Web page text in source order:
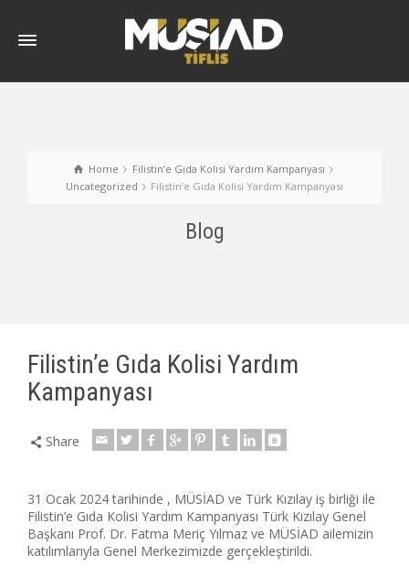
Home
Filistin’e Gıda Kolisi Yardım Kampanyası
Uncategorized
Filistin’e Gıda Kolisi Yardım Kampanyası
Blog
Filistin’e Gıda Kolisi Yardım
Kampanyası
Share
31 Ocak 2024 tarihinde , MÜSİAD ve Türk Kızılay iş birliği ile
Filistin’e Gıda Kolisi Yardım Kampanyası Türk Kızılay Genel
Başkanı Prof. Dr. Fatma Meriç Yılmaz ve MÜSİAD ailemizin
katılımlarıyla Genel Merkezimizde gerçekleştirildi.